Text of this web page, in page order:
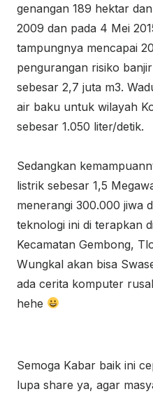
genangan 189 hektar
2009 dan pada 4 Mei
tampungnya mencapai
pengurangan risiko
sebesar 2,7 juta m3.
air baku untuk wilayah
sebesar 1.050 liter/detik.
Sedangkan
listrik sebesar 1,5
menerangi 300.000 jiwa
teknologi ini di terapkan
Kecamatan Gembong,
Wungkal akan bisa
ada cerita komputer
hehe
Semoga Kabar baik ini
lupa share ya, agar